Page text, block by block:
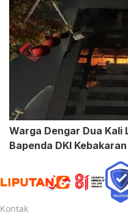
Warga Dengar Dua Kali
Bapenda DKI Kebakaran
Kontak